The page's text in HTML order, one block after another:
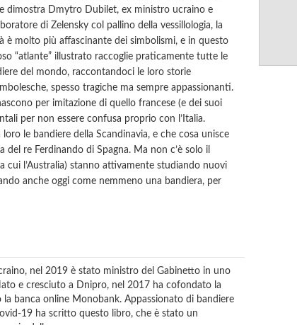
dimostra Dmytro Dubilet, ex ministro ucraino e
di Zelensky col pallino della vessillologia, la
è molto più affascinante dei simbolismi, e in questo
“atlante” illustrato raccoglie praticamente tutte le
del mondo, raccontandoci le loro storie
spesso tragiche ma sempre appassionanti.
per imitazione di quello francese (e dei suoi
per non essere confusa proprio con l’Italia.
le bandiere della Scandinavia, e che cosa unisce
del re Ferdinando di Spagna. Ma non c’è solo il
cui l’Australia) stanno attivamente studiando nuovi
anche oggi come nemmeno una bandiera, per
nel 2019 è stato ministro del Gabinetto in uno
e cresciuto a Dnipro, nel 2017 ha cofondato la
banca online Monobank. Appassionato di bandiere
19 ha scritto questo libro, che è stato un